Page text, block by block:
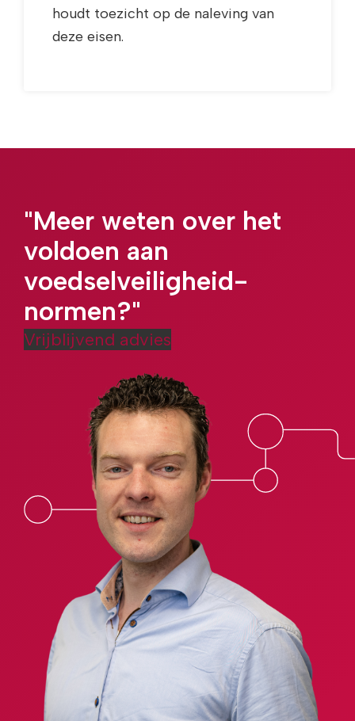
houdt toezicht op de naleving van
deze eisen.
"Meer weten over het
voldoen aan
voedselveiligheid-
normen?"
Vrijblijvend advies